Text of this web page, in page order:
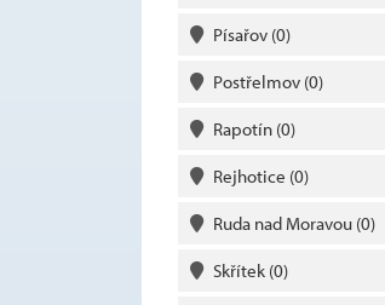
Písařov (0)
Postřelmov (0)
Rapotín (0)
Rejhotice (0)
Ruda nad Moravou (0)
Skřítek (0)